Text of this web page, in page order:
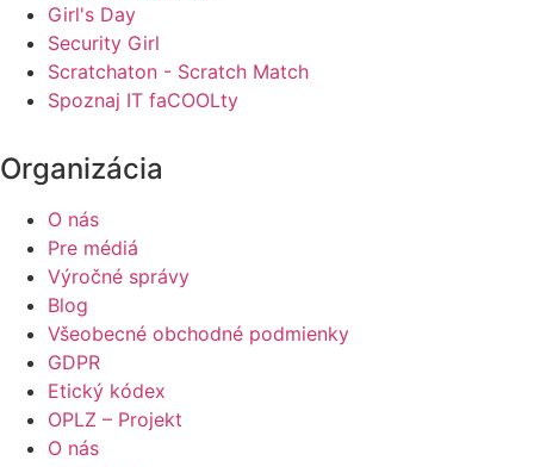
Girl's Day
Security Girl
Scratchaton - Scratch Match
Spoznaj IT faCOOLty
Organizácia
O nás
Pre médiá
Výročné správy
Blog
Všeobecné obchodné podmienky
GDPR
Etický kódex
OPLZ – Projekt
O nás